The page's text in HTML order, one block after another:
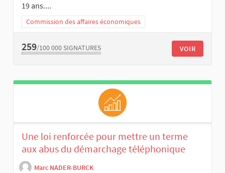
19 ans....
Commission des affaires économiques
259/100 000 SIGNATURES VOIR
Une loi renforcée pour mettre un terme
aux abus du démarchage téléphonique
Marc NADER-BURCK